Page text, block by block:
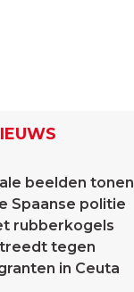
beelden tonen
Spaanse politie
rubberkogels
tegen
in Ceuta